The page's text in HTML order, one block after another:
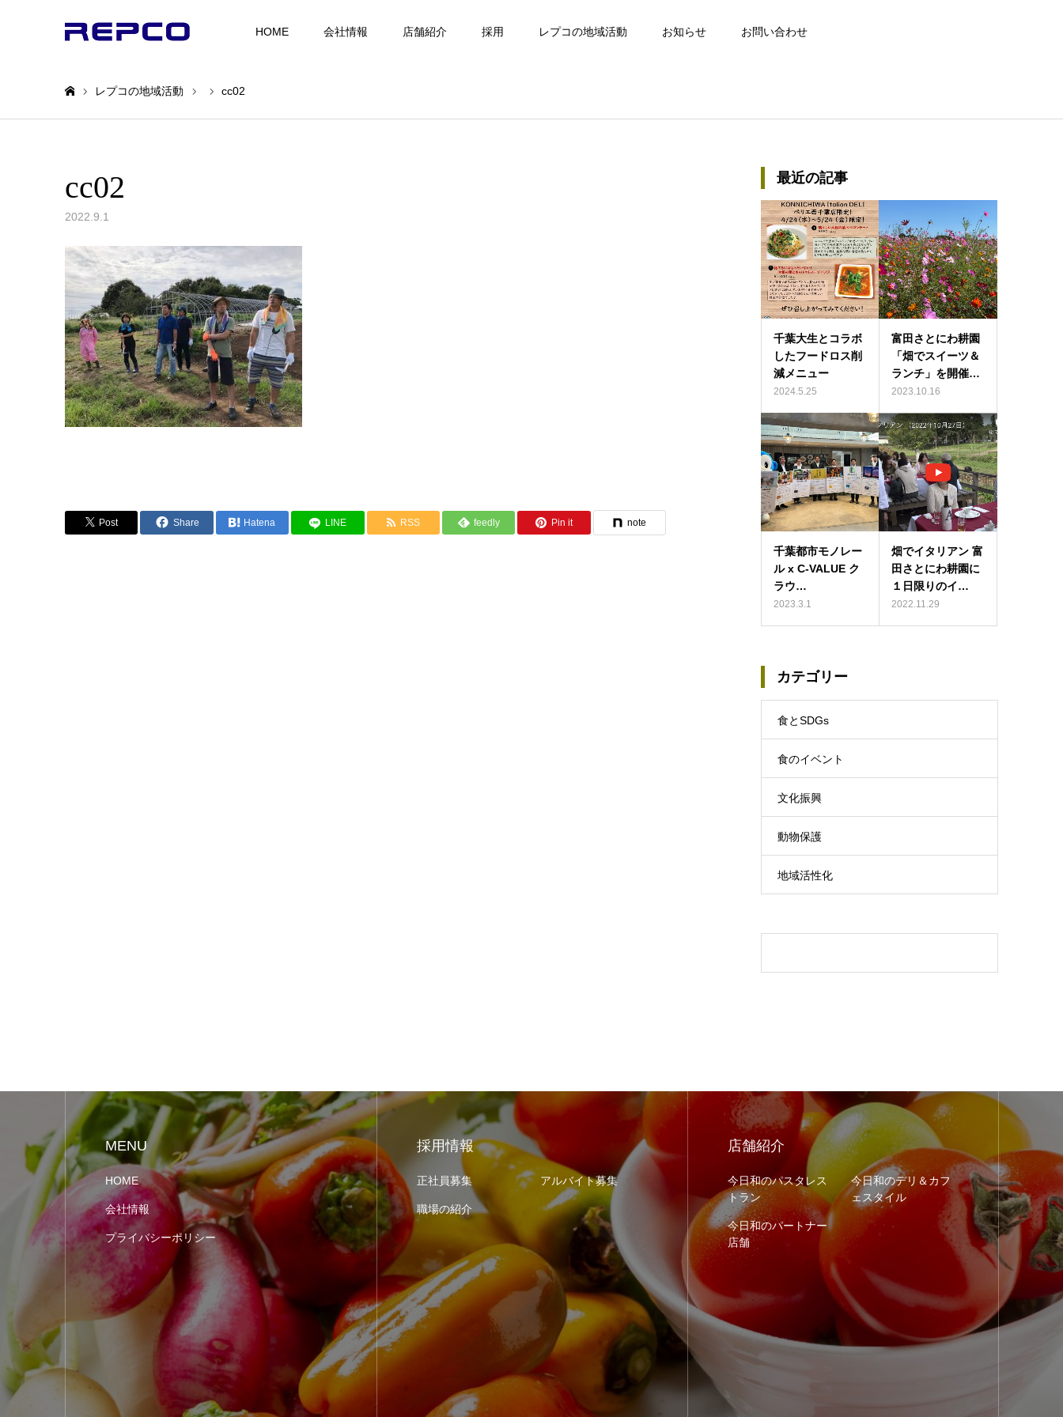
HOME 会社情報 店舗紹介 採用 レプコの地域活動 お知らせ お問い合わせ
レプコの地域活動 cc02
cc02
2022.9.1
Post Share Hatena LINE RSS feedly Pin it note
最近の記事
千葉大生とコラボ
したフードロス削
減メニュー
2024.5.25
富田さとにわ耕園
「畑でスイーツ＆
ランチ」を開催…
2023.10.16
千葉都市モノレー
ル x C-VALUE ク
ラウ…
2023.3.1
畑でイタリアン 富
田さとにわ耕園に
１日限りのイ…
2022.11.29
カテゴリー
食とSDGs
食のイベント
文化振興
動物保護
地域活性化
MENU
HOME
会社情報
プライバシーポリシー
採用情報
正社員募集 アルバイト募集
職場の紹介
店舗紹介
今日和のパスタレス
トラン
今日和のデリ＆カフ
ェスタイル
今日和のパートナー
店舗